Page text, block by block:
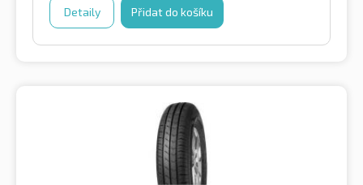
Detaily Přidat do košíku